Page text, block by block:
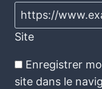
Site
Enregistrer
site dans le